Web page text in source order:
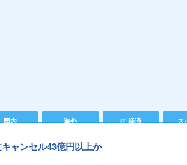
国内 海外 IT 経済 ス
ャンセル43億円以上か